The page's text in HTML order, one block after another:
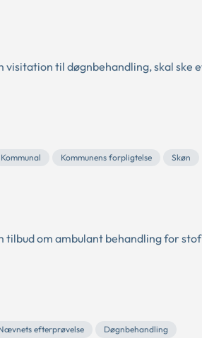
til døgnbehandling, skal ske
Kommunal Kommunens forpligtelse
Skøn
om ambulant behandling for
efterprøvelse
Døgnbehandling